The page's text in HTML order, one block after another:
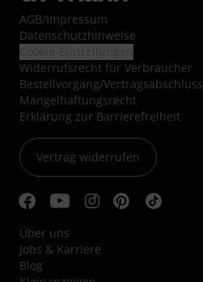
AGB/Impressum
Datenschutzhinweise
Widerrufsrecht für Verbraucher
Bestellvorgang/Vertragsabschluss
Mängelhaftungsrecht
Erklärung zur Barrierefreiheit
Vertrag widerrufen
Über uns
Jobs & Karriere
Blog